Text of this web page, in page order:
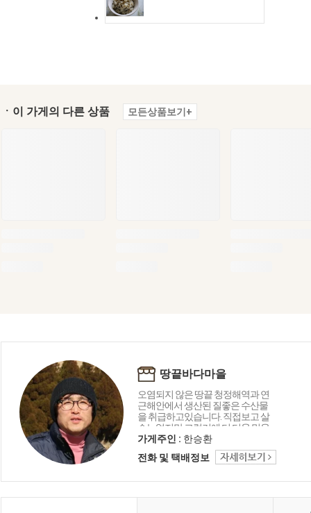
ㆍ이 가게의 다른 상품 모든상품보기+
땅끝바다마을
오염되지 않은 땅끝 청정해역과 연
근해안에서 생산된 질좋은 수산물
을 취급하고있습니다. 직접보고 살
수는없지만 그렇기에 더 더욱 믿을
수있는 상품들로 한분 한분께 최선
가게주인 : 한승환
전화 및 택배정보